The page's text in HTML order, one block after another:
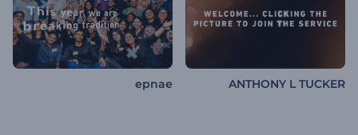
ANTHONY L TUCKER
epnae